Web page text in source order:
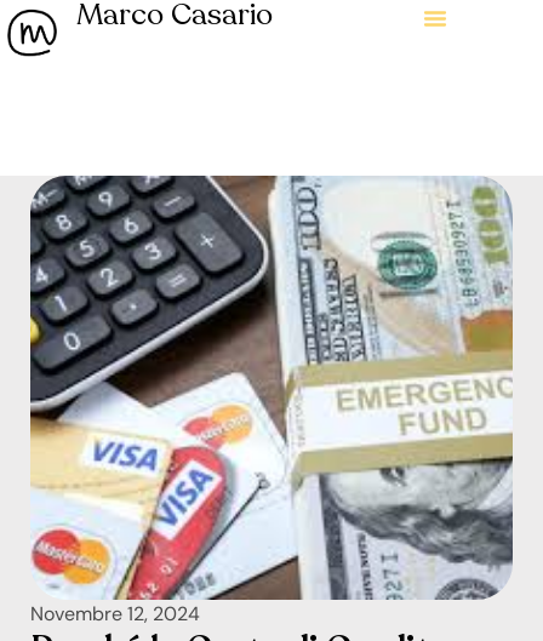
Marco Casario
Novembre 12, 2024